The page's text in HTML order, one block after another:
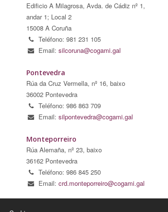
Edificio A Milagrosa, Avda. de Cádiz nº 1,
andar 1; Local 2
15008 A Coruña
Teléfono: 981 231 105
Email: silcoruna@cogami.gal
Pontevedra
Rúa da Cruz Vermella, nº 16, baixo
36002 Pontevedra
Teléfono: 986 863 709
Email: silpontevedra@cogami.gal
Monteporreiro
Rúa Alemaña, nº 23, baixo
36162 Pontevedra
Teléfono: 986 845 250
Email: crd.monteporreiro@cogami.gal